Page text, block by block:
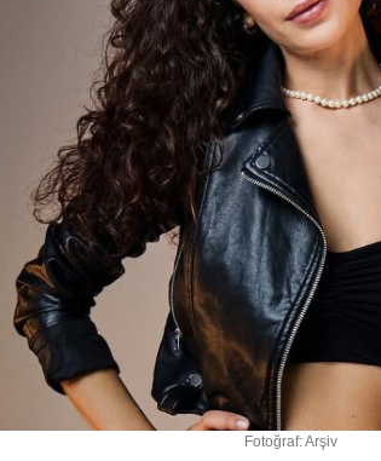
Fotoğraf: Arşiv